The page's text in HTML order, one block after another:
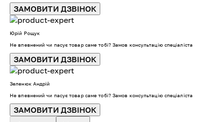
ЗАМОВИТИ ДЗВІНОК
Юрій Рощук
Не впевнений чи пасує товар саме тобі? Замов консультацію спеціаліста
ЗАМОВИТИ ДЗВІНОК
Зеленюк Андрій
Не впевнений чи пасує товар саме тобі? Замов консультацію спеціаліста
ЗАМОВИТИ ДЗВІНОК